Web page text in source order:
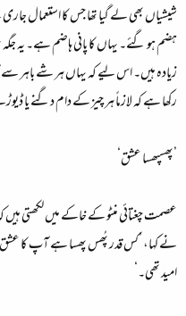
شیشیاں بھی لے گیا تھا جس کا استعمال
ہضم ہو گئے۔ یہاں کا پانی ہاضم ہے۔ یہ
زیادہ ہیں۔ اس لیے کہ یہاں ہر شے باہر
رکھا ہے کہ لازماً ہر چیز کے دام دگنے یا
’پھسپھسا عشق‘
عصمت چغتائی منٹو کے خاکے میں لکھتی ہیں
نے کہا، ’کس قدر پُھس پھسا ہے آپ کا
امید تھی۔‘